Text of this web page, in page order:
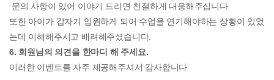
문의 사항이 있어 이야기 드리면 친절하게 대응해주십니다
또한 아이가 갑자기 입원하게 되어 수업을 연기해야하는 상황이 있었
는데 이해해주시고 배려해주셨습니다.
6. 회원님의 의견을 한마디 해 주세요.
이러한 이벤트를 자주 제공해주셔서 감사합니다